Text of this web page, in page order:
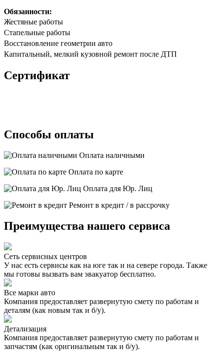
Обязанности:
Жестяные работы
Стапельные работы
Восстановление геометрии авто
Капитальный, мелкий кузовной ремонт после ДТП
Сертификат
Способы оплаты
Оплата наличными
Оплата по карте
Оплата для Юр. Лиц
Ремонт в кредит / в рассрочку
Преимущества нашего сервиса
Сеть сервисных центров
У нас есть сервисы как на юге так и на севере города. Также
мы готовы вызвать вам эвакуатор бесплатно.
Все марки авто
Компания предоставляет развернутую смету по работам и
деталям (как новым так и б/у).
Детализация
Компания предоставляет развернутую смету по работам и
запчастям (как оригинальным так и б/у).